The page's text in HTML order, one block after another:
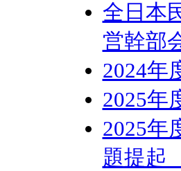
全日本
営幹部
2024年
2025年
2025年
題提起